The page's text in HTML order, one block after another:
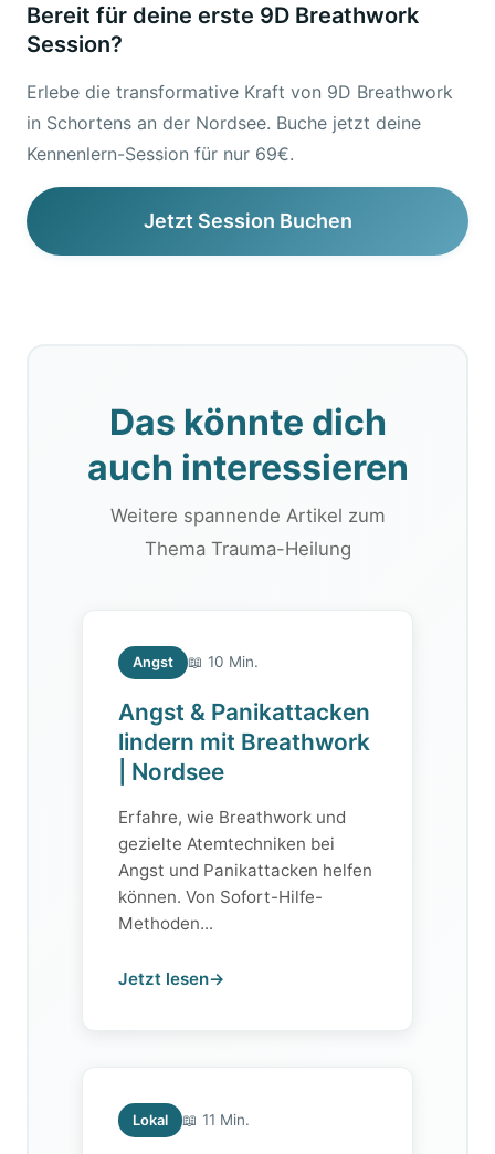
Bereit für deine erste 9D Breathwork
Session?
Erlebe die transformative Kraft von 9D Breathwork
in Schortens an der Nordsee. Buche jetzt deine
Kennenlern-Session für nur 69€.
Jetzt Session Buchen
Das könnte dich
auch interessieren
Weitere spannende Artikel zum
Thema Trauma-Heilung
Angst 📖 10 Min.
Angst & Panikattacken
lindern mit Breathwork
| Nordsee
Erfahre, wie Breathwork und
gezielte Atemtechniken bei
Angst und Panikattacken helfen
können. Von Sofort-Hilfe-
Methoden...
Jetzt lesen→
Lokal 📖 11 Min.